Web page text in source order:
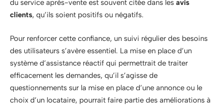
du service après-vente est souvent citée dans les avis
clients, qu’ils soient positifs ou négatifs.
Pour renforcer cette confiance, un suivi régulier des besoins
des utilisateurs s’avère essentiel. La mise en place d’un
système d’assistance réactif qui permettrait de traiter
efficacement les demandes, qu’il s’agisse de
questionnements sur la mise en place d’une annonce ou le
choix d’un locataire, pourrait faire partie des améliorations à